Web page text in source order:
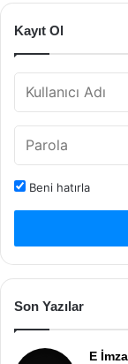
Kayıt Ol
Beni hatırla
Son Yazılar
E